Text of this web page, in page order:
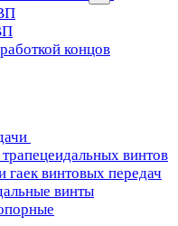
концов
винтов
гаек винтовых передач
винты